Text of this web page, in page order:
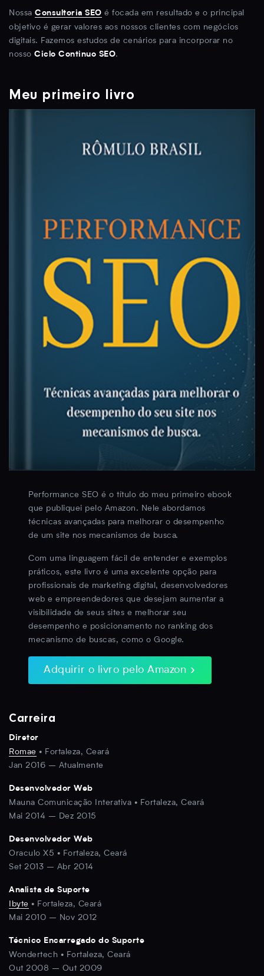
Nossa Consultoria SEO é focada em resultado e o principal
objetivo é gerar valores aos nossos clientes com negócios
digitais. Fazemos estudos de cenários para incorporar no
nosso Ciclo Continuo SEO.
Meu primeiro livro
Performance SEO é o título do meu primeiro ebook
que publiquei pelo Amazon. Nele abordamos
técnicas avançadas para melhorar o desempenho
de um site nos mecanismos de busca.
Com uma linguagem fácil de entender e exemplos
práticos, este livro é uma excelente opção para
profissionais de marketing digital, desenvolvedores
web e empreendedores que desejam aumentar a
visibilidade de seus sites e melhorar seu
desempenho e posicionamento no ranking dos
mecanismo de buscas, como o Google.
Adquirir o livro pelo Amazon »
Carreira
Diretor
Romae • Fortaleza, Ceará
Jan 2016 – Atualmente
Desenvolvedor Web
Mauna Comunicação Interativa • Fortaleza, Ceará
Mai 2014 – Dez 2015
Desenvolvedor Web
Oraculo X5 • Fortaleza, Ceará
Set 2013 – Abr 2014
Analista de Suporte
Ibyte • Fortaleza, Ceará
Mai 2010 – Nov 2012
Técnico Encarregado do Suporte
Wondertech • Fortaleza, Ceará
Out 2008 – Out 2009